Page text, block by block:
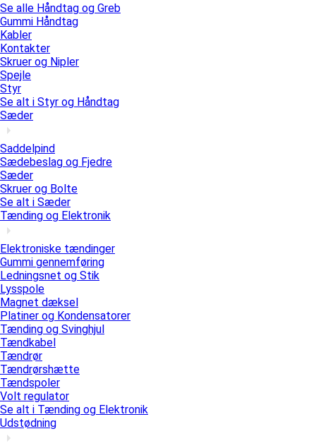
Se alle Håndtag og Greb
Gummi Håndtag
Kabler
Kontakter
Skruer og Nipler
Spejle
Styr
Se alt i Styr og Håndtag
Sæder
Saddelpind
Sædebeslag og Fjedre
Sæder
Skruer og Bolte
Se alt i Sæder
Tænding og Elektronik
Elektroniske tændinger
Gummi gennemføring
Ledningsnet og Stik
Lysspole
Magnet dæksel
Platiner og Kondensatorer
Tænding og Svinghjul
Tændkabel
Tændrør
Tændrørshætte
Tændspoler
Volt regulator
Se alt i Tænding og Elektronik
Udstødning